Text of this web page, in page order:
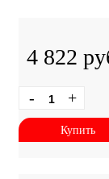
4 822
- +
Купить